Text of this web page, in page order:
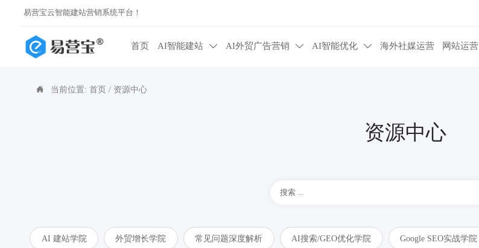
易营宝云智能建站营销系统平台！
首页 AI智能建站  AI外贸广告营销  AI智能优化  海外社媒运营 网站运营
 当前位置: 首页/ 资源中心
资源中心
AI 建站学院 外贸增长学院 常见问题深度解析 AI搜索/GEO优化学院 Google SEO实战学院